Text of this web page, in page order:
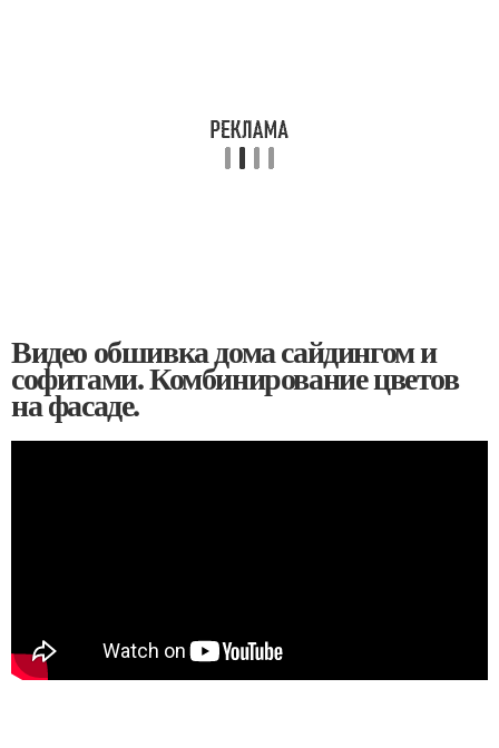
Видео обшивка дома сайдингом и
софитами. Комбинирование цветов
на фасаде.